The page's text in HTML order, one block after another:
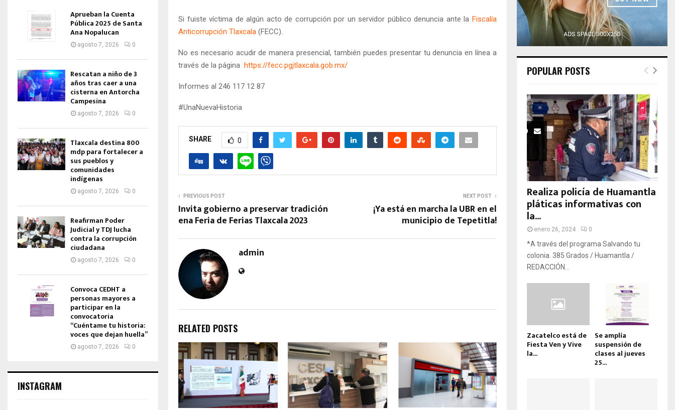
Si fuiste víctima de algún acto de corrupción por un servidor público denuncia ante la Fiscalía
Anticorrupción Tlaxcala (FECC).
No es necesario acudir de manera presencial, también puedes presentar tu denuncia en línea a
través de la página https://fecc.pgjtlaxcala.gob.mx/
Informes al 246 117 12 87
#UnaNuevaHistoria
SHARE 0
PREVIOUS POST
Invita gobierno a preservar tradición
ena Feria de Ferias Tlaxcala 2023
NEXT POST
¡Ya está en marcha la UBR en el
municipio de Tepetitla!
admin
RELATED POSTS
Aprueban la Cuenta
Pública 2025 de Santa
Ana Nopalucan
agosto 7, 2026 0
Rescatan a niño de 3
años tras caer a una
cisterna en Antorcha
Campesina
agosto 7, 2026 0
Tlaxcala destina 800
mdp para fortalecer a
sus pueblos y
comunidades
indígenas
agosto 7, 2026 0
Reafirman Poder
Judicial y TDJ lucha
contra la corrupción
ciudadana
agosto 7, 2026 0
Convoca CEDHT a
personas mayores a
participar en la
convocatoria
“Cuéntame tu historia:
voces que dejan huella”
agosto 7, 2026 0
INSTAGRAM
POPULAR POSTS
Realiza policía de Huamantla
pláticas informativas con
la...
enero 26, 2024 0
*A través del programa Salvando tu
colonia. 385 Grados / Huamantla /
REDACCIÓN...
Zacatelco está de
Fiesta Ven y Vive
la...
Se amplía
suspensión de
clases al jueves
25...